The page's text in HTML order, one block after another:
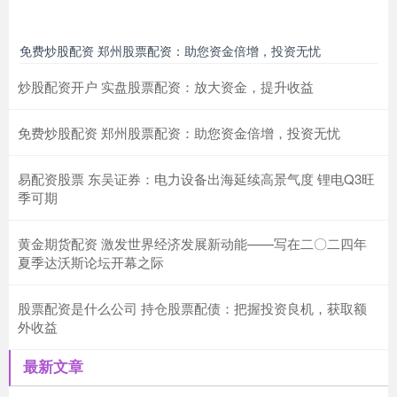
免费炒股配资 郑州股票配资：助您资金倍增，投资无忧
炒股配资开户 实盘股票配资：放大资金，提升收益
免费炒股配资 郑州股票配资：助您资金倍增，投资无忧
易配资股票 东吴证券：电力设备出海延续高景气度 锂电Q3旺
季可期
黄金期货配资 激发世界经济发展新动能——写在二〇二四年
夏季达沃斯论坛开幕之际
股票配资是什么公司 持仓股票配债：把握投资良机，获取额
外收益
最新文章